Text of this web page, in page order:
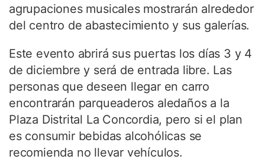
agrupaciones musicales mostrarán alrededor
del centro de abastecimiento y sus galerías.
Este evento abrirá sus puertas los días 3 y 4
de diciembre y será de entrada libre. Las
personas que deseen llegar en carro
encontrarán parqueaderos aledaños a la
Plaza Distrital La Concordia, pero si el plan
es consumir bebidas alcohólicas se
recomienda no llevar vehículos.